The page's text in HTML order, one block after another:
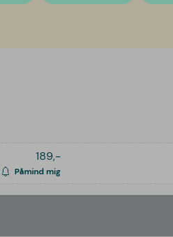
189,-
Påmind mig